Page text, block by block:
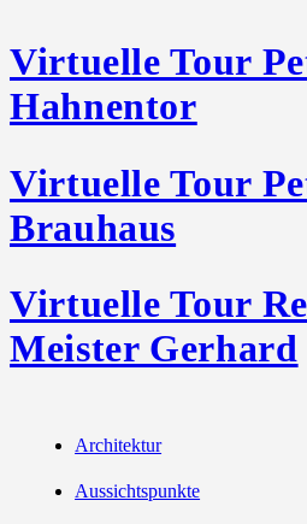
Virtuelle Tour
Hahnentor
Virtuelle Tour
Brauhaus
Virtuelle Tour
Meister Gerhard
Architektur
Aussichtspunkte